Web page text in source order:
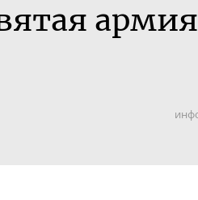
армия